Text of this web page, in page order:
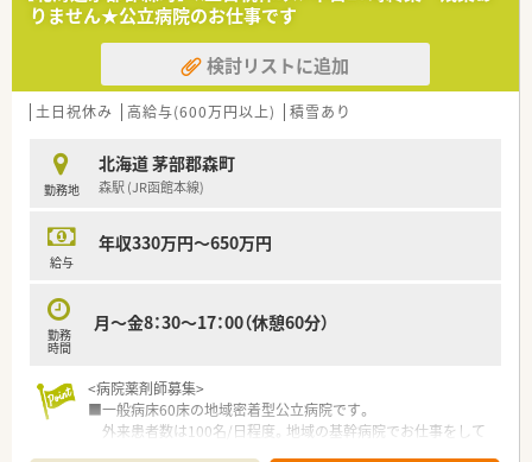
■単身者用の寮や保育室も完備しており、ライフステージに合わ
せた働き方ができます。
【勤務実態について】
■日勤は8時30分から17時までで、平均残業時間も月10時間程
■夜勤は月に1回から2回程度あり、当直手当として1回につき1
万円が支給されます。
■土日祝日の勤務は月に2回から3回程度で、計画的に業務を分
■抗がん剤やTPNの混注業務など、専門性の高いスキルを身に付
療に貢献します。
りません★公立病院のお仕事です
検討リストに追加
土日祝休み 高給与(600万円以上) 積雪あり
勤務地
北海道 茅部郡森町
森駅 (JR函館本線)
給与
年収330万円～650万円
勤務
時間
月～金8：30～17：00（休憩60分）
<病院薬剤師募集>
■一般病床60床の地域密着型公立病院です。
外来患者数は100名/日程度。地域の基幹病院でお仕事をして